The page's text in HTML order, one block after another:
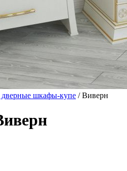
дверные шкафы-купе / Виверн